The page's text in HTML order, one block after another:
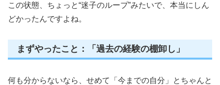
この状態、ちょっと“迷子のループ”みたいで、本当にしん
どかったんですよね。
まずやったこと：「過去の経験の棚卸し」
何も分からないなら、せめて「今までの自分」とちゃんと